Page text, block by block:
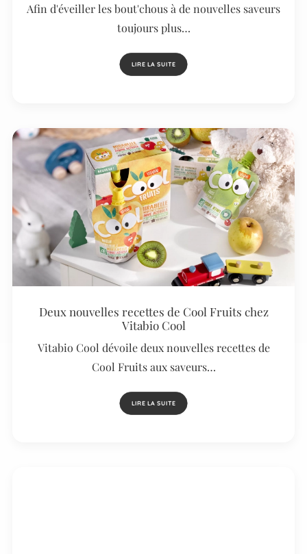
Afin d'éveiller les bout'chous à de nouvelles saveurs
toujours plus…
LIRE LA SUITE
Deux nouvelles recettes de Cool Fruits chez
Vitabio Cool
Vitabio Cool dévoile deux nouvelles recettes de
Cool Fruits aux saveurs…
LIRE LA SUITE